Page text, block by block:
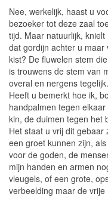
Nee, werkelijk, haast u
bezoeker tot deze zaal
tijd. Maar natuurlijk,
dat gordijn achter u maar
kist? De fluwelen stem
is trouwens de stem van
overal en nergens tegelijk.
Heeft u bemerkt hoe ik,
handpalmen tegen
kin, de duimen tegen het
Het staat u vrij dit
een groet kunnen zijn,
voor de goden, de
mijn handen en armen
vleugels, of een grote,
verbeelding maar de vrije